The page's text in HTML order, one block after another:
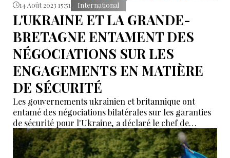
14 Août 2023 15:51 International
L'UKRAINE ET LA GRANDE-
BRETAGNE ENTAMENT DES
NÉGOCIATIONS SUR LES
ENGAGEMENTS EN MATIÈRE
DE SÉCURITÉ
Les gouvernements ukrainien et britannique ont
entamé des négociations bilatérales sur les garanties
de sécurité pour l'Ukraine, a déclaré le chef de
l'administration présidentielle de l'Ukraine, Andriy
Yermak, le 11 août.